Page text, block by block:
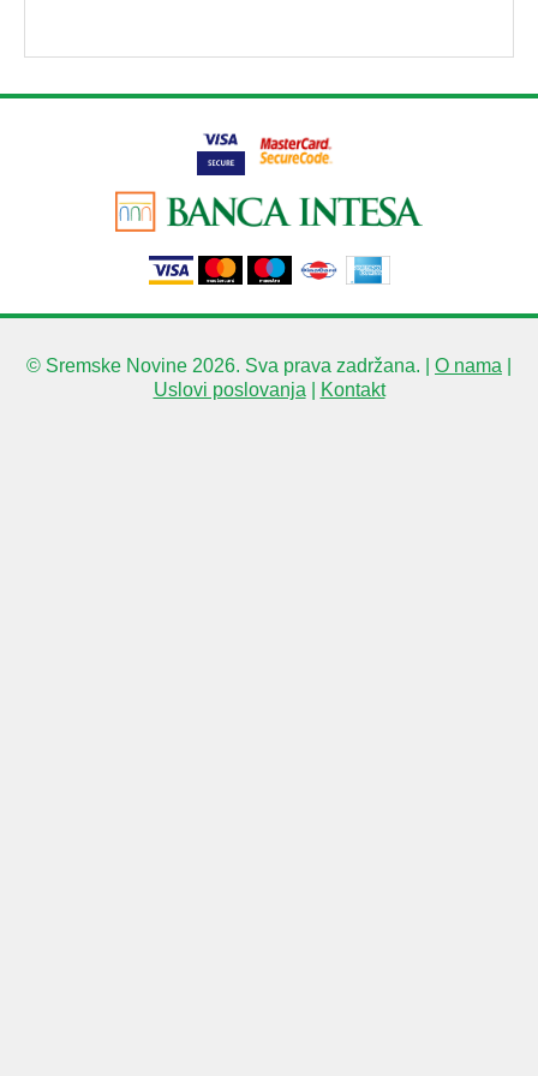
© Sremske Novine 2026. Sva prava zadržana. | O nama
Uslovi poslovanja| Kontakt